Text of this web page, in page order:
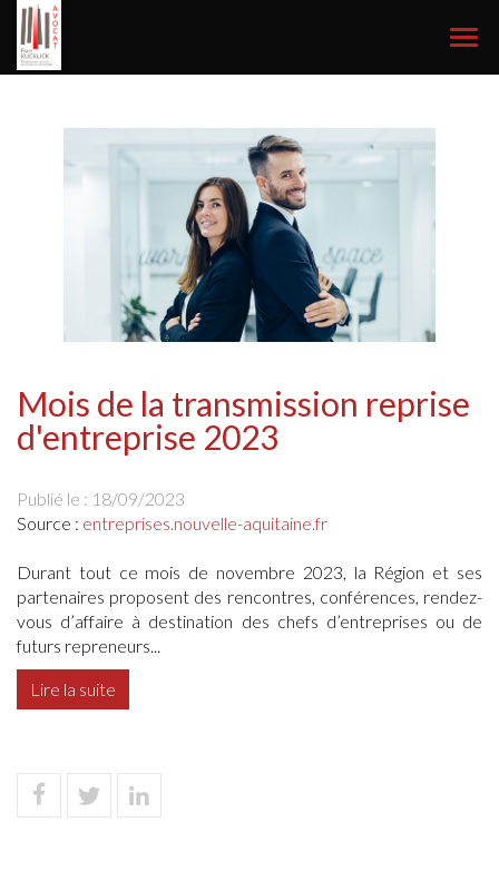
le
Mois de la transmission reprise
d'entreprise 2023
Publié le : 18/09/2023
Source : entreprises.nouvelle-aquitaine.fr
Durant tout ce mois de novembre 2023, la Région et ses
partenaires proposent des rencontres, conférences, rendez-
vous d’affaire à destination des chefs d’entreprises ou de
futurs repreneurs...
Lire la suite